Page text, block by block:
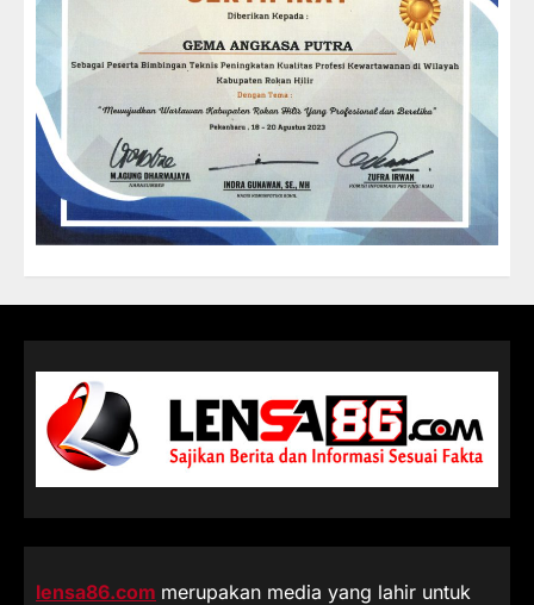
lensa86.com merupakan media yang lahir untuk